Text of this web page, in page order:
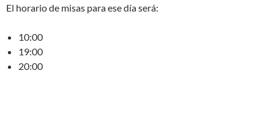
El horario de misas para ese día será:
10:00
19:00
20:00